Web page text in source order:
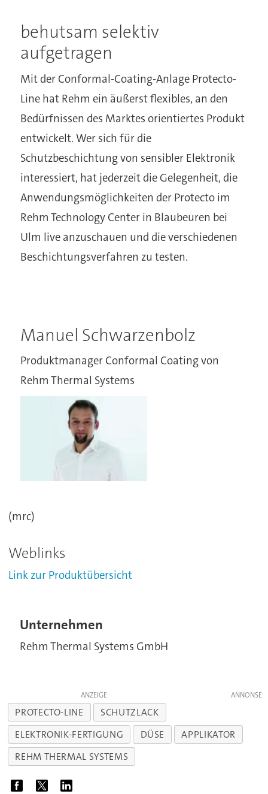
behutsam selektiv
aufgetragen
Mit der Conformal-Coating-Anlage Protecto-
Line hat Rehm ein äußerst flexibles, an den
Bedürfnissen des Marktes orientiertes Produkt
entwickelt. Wer sich für die
Schutzbeschichtung von sensibler Elektronik
interessiert, hat jederzeit die Gelegenheit, die
Anwendungsmöglichkeiten der Protecto im
Rehm Technology Center in Blaubeuren bei
Ulm live anzuschauen und die verschiedenen
Beschichtungsverfahren zu testen.
Manuel Schwarzenbolz
Produktmanager Conformal Coating von
Rehm Thermal Systems
(mrc)
Weblinks
Link zur Produktübersicht
Unternehmen
Rehm Thermal Systems GmbH
ANZEIGE
PROTECTO-LINE
SCHUTZLACK
ELEKTRONIK-FERTIGUNG
DÜSE
APPLIKATOR
REHM THERMAL SYSTEMS